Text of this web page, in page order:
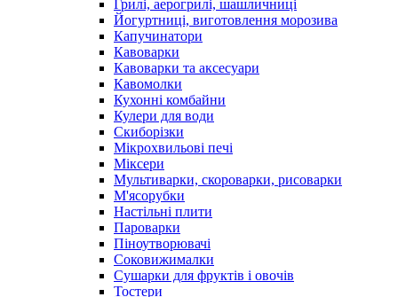
Грилі, аерогрилі, шашличниці
Йогуртниці, виготовлення морозива
Капучинатори
Кавоварки
Кавоварки та аксесуари
Кавомолки
Кухонні комбайни
Кулери для води
Скиборізки
Мікрохвильові печі
Міксери
Мультиварки, скороварки, рисоварки
М'ясорубки
Настільні плити
Пароварки
Піноутворювачі
Соковижималки
Сушарки для фруктів і овочів
Тостери